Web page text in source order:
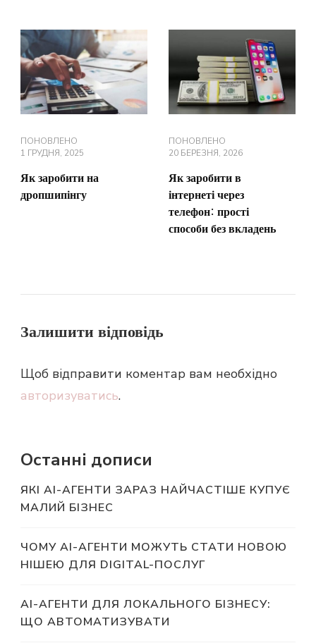
ПОНОВЛЕНО
1 ГРУДНЯ, 2025
Як заробити на
дропшипінгу
ПОНОВЛЕНО
20 БЕРЕЗНЯ, 2026
Як заробити в
інтернеті через
телефон: прості
способи без вкладень
Залишити відповідь
Щоб відправити коментар вам необхідно
авторизуватись.
Останні дописи
ЯКІ AI-АГЕНТИ ЗАРАЗ НАЙЧАСТІШЕ КУПУЄ
МАЛИЙ БІЗНЕС
ЧОМУ AI-АГЕНТИ МОЖУТЬ СТАТИ НОВОЮ
НІШЕЮ ДЛЯ DIGITAL-ПОСЛУГ
AI-АГЕНТИ ДЛЯ ЛОКАЛЬНОГО БІЗНЕСУ:
ЩО АВТОМАТИЗУВАТИ